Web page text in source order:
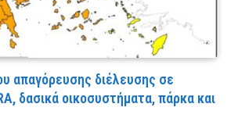
απαγόρευσης διέλευσης σε
δασικά οικοσυστήματα, πάρκα και